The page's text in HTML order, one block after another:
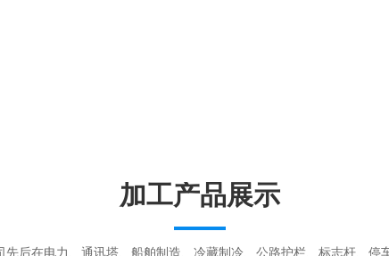
加工产品展示
先后在电力、通讯塔、船舶制造、冷藏制冷、公路护栏、标志杆、停